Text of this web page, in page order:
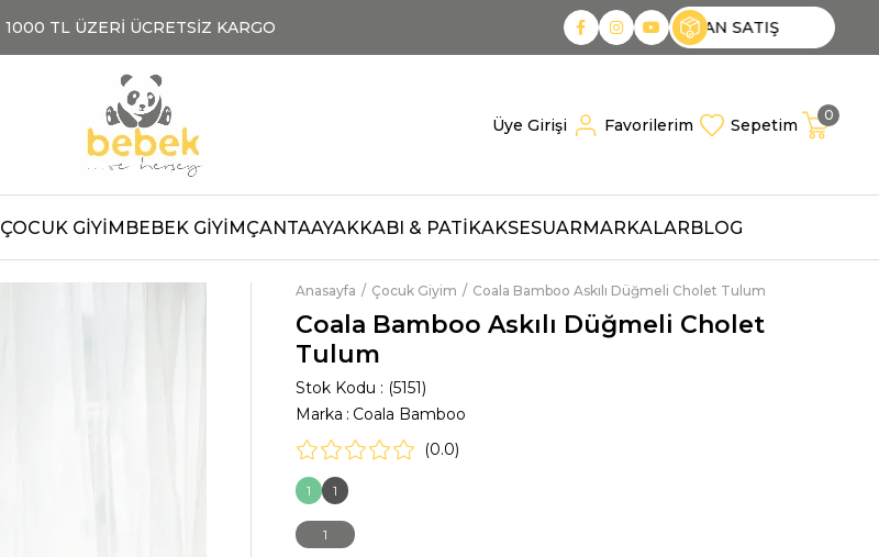
1000 TL ÜZERİ ÜCRETSİZ KARGO
TOPTAN SATIŞ TOPTAN SATIŞ TOPTAN SATIŞ
Üye Girişi Favorilerim Sepetim
0
ÇOCUK GİYİM BEBEK GİYİMÇANTAAYAKKABI & PATİKAKSESUARMARKALARBLOG
Anasayfa Çocuk Giyim Coala Bamboo Askılı Düğmeli Cholet Tulum
Coala Bamboo Askılı Düğmeli Cholet
Tulum
Stok Kodu
(5151)
Marka : Coala Bamboo
0.0
1 1
1